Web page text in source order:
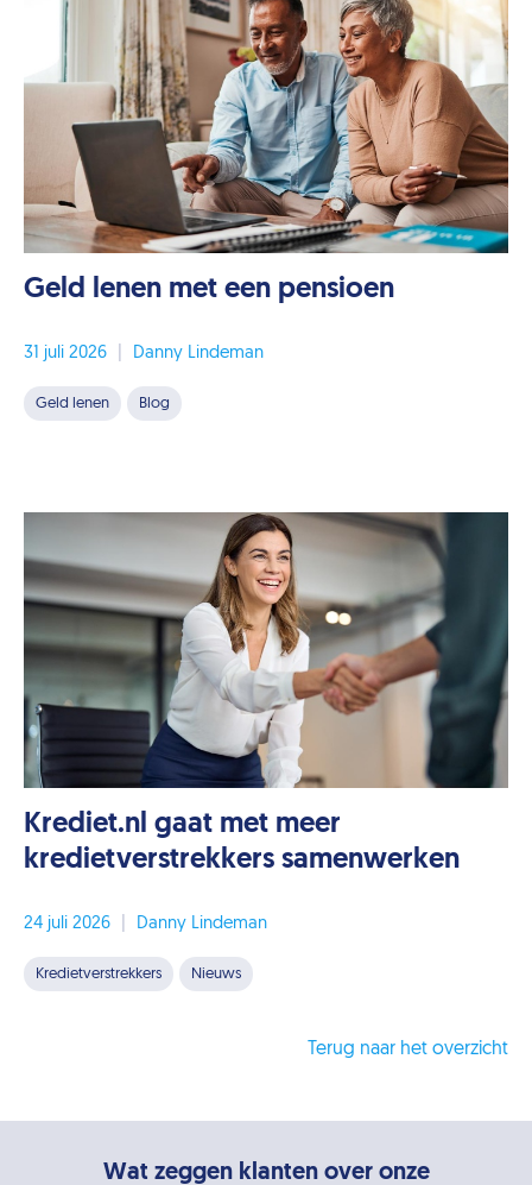
Geld lenen met een pensioen
31 juli 2026 Danny Lindeman
Geld lenen Blog
Krediet.nl gaat met meer
kredietverstrekkers samenwerken
24 juli 2026 Danny Lindeman
Kredietverstrekkers Nieuws
Terug naar het overzicht
Wat zeggen klanten over onze